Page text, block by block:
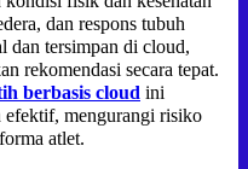
dan respons tubuh
dan tersimpan di cloud,
rekomendasi secara tepat.
berbasis cloud ini
efektif, mengurangi risiko
atlet.